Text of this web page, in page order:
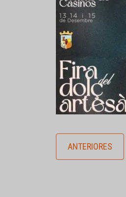
ANTERIORES